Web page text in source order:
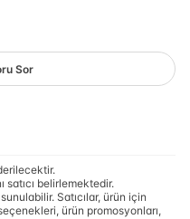
Sor
satıcı belirlemektedir.
Satıcılar, ürün için
ürün promosyonları,